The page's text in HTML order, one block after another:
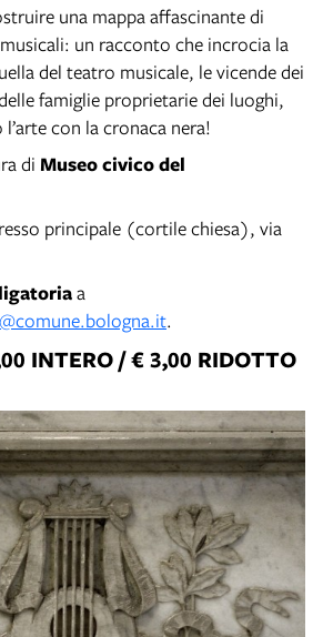
una mappa affascinante di
un racconto che incrocia la
del teatro musicale, le vicende dei
famiglie proprietarie dei luoghi,
con la cronaca nera!
di Museo civico del
principale (cortile chiesa), via
a
.
INTERO / € 3,00 RIDOTTO